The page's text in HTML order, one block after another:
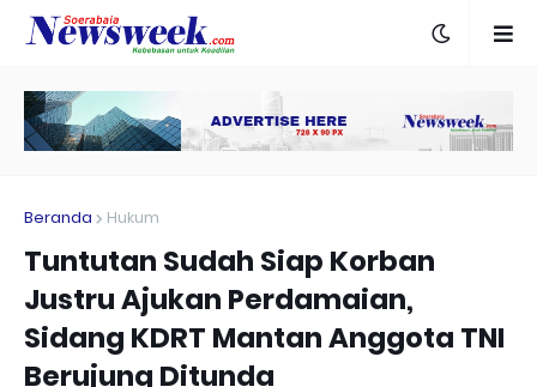
Beranda Hukum
Tuntutan Sudah Siap Korban
Justru Ajukan Perdamaian,
Sidang KDRT Mantan Anggota TNI
Berujung Ditunda